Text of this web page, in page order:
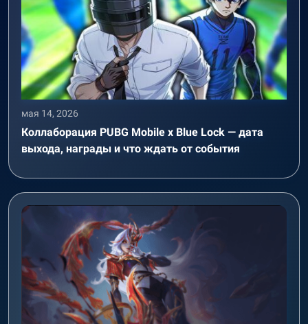
мая 14, 2026
Коллаборация PUBG Mobile x Blue Lock — дата
выхода, награды и что ждать от события